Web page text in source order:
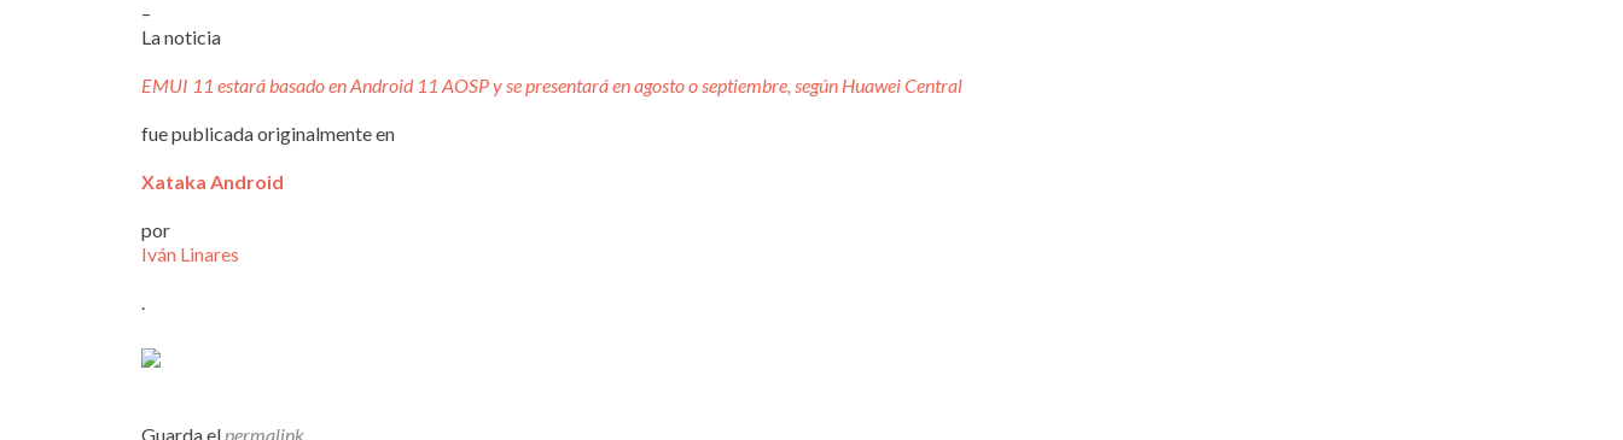
–
La noticia
EMUI 11 estará basado en Android 11 AOSP y se presentará en agosto o septiembre, según Huawei Central
fue publicada originalmente en
Xataka Android
por
Iván Linares
.
Guarda elpermalink.